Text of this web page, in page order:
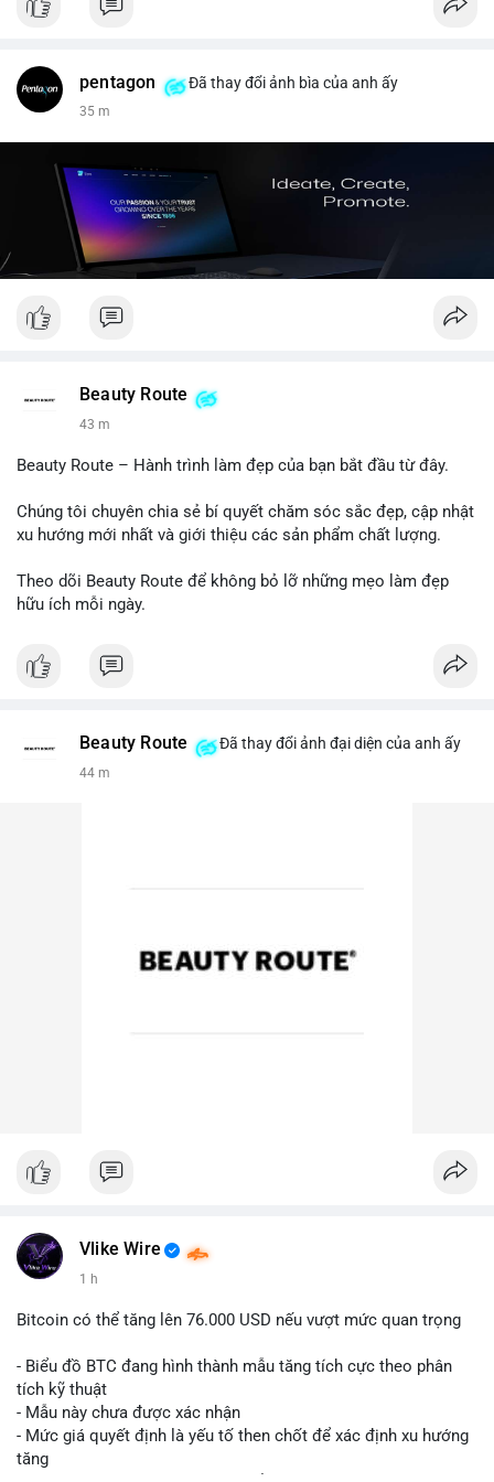
pentagon Đã thay đổi ảnh bìa của anh ấy
35 m
Beauty Route
43 m
Beauty Route – Hành trình làm đẹp của bạn bắt đầu từ đây.
Chúng tôi chuyên chia sẻ bí quyết chăm sóc sắc đẹp, cập nhật
xu hướng mới nhất và giới thiệu các sản phẩm chất lượng.
Theo dõi Beauty Route để không bỏ lỡ những mẹo làm đẹp
hữu ích mỗi ngày.
Beauty Route Đã thay đổi ảnh đại diện của anh ấy
44 m
Vlike Wire
1 h
Bitcoin có thể tăng lên 76.000 USD nếu vượt mức quan trọng
- Biểu đồ BTC đang hình thành mẫu tăng tích cực theo phân
tích kỹ thuật
- Mẫu này chưa được xác nhận
- Mức giá quyết định là yếu tố then chốt để xác định xu hướng
tăng